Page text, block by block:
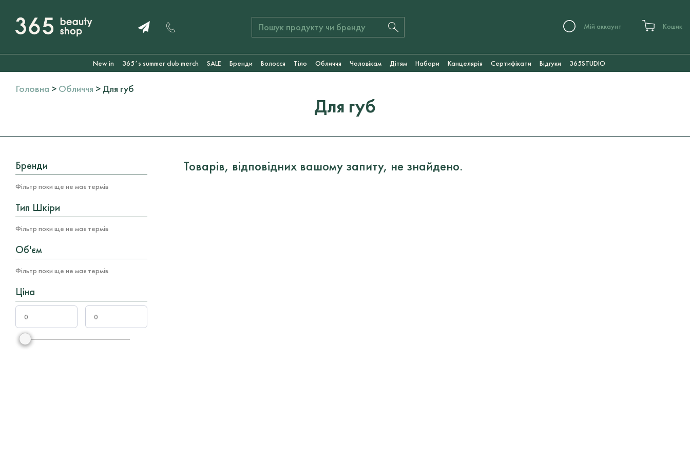
Мій аккаунт Кошик
New in 365ʼs summer club merch SALE Бренди Волосся Тіло Обличчя Чоловікам Дітям Набори Канцелярія Сертифікати Відгуки 365STUDIO
Головна > Обличчя > Для губ
Для губ
Бренди
Фільтр поки ще не має термів
Тип Шкіри
Фільтр поки ще не має термів
Об'єм
Фільтр поки ще не має термів
Ціна
Товарів, відповідних вашому запиту, не знайдено.